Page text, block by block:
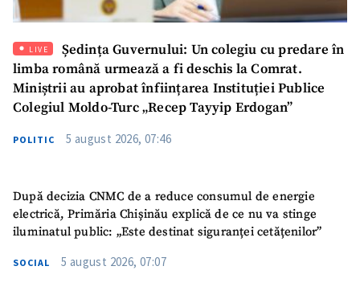
LIVE
Ședința Guvernului: Un colegiu cu predare în
limba română urmează a fi deschis la Comrat.
Miniștrii au aprobat înființarea Instituției Publice
Colegiul Moldo-Turc „Recep Tayyip Erdogan”
POLITIC 5 august 2026, 07:46
După decizia CNMC de a reduce consumul de energie
electrică, Primăria Chișinău explică de ce nu va stinge
iluminatul public: „Este destinat siguranței cetățenilor”
SOCIAL 5 august 2026, 07:07
Mesajul știrei
+ Mesajul știrei
CONTACT SURSĂ
Email+ Emailul meu
+ Telefon personal